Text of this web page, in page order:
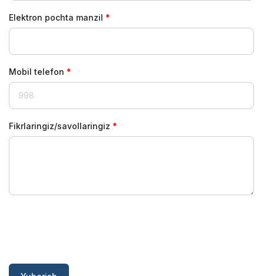
Elektron pochta manzil
Mobil telefon
Fikrlaringiz/savollaringiz